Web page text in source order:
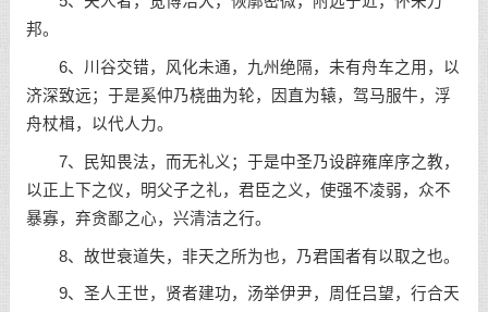
邦。
6、川谷交错，风化未通，九州绝隔，未有舟车之用，以
济深致远；于是奚仲乃桡曲为轮，因直为辕，驾马服牛，浮
舟杖楫，以代人力。
7、民知畏法，而无礼义；于是中圣乃设辟雍庠序之教，
以正上下之仪，明父子之礼，君臣之义，使强不凌弱，众不
暴寡，弃贪鄙之心，兴清洁之行。
8、故世衰道失，非天之所为也，乃君国者有以取之也。
9、圣人王世，贤者建功，汤举伊尹，周任吕望，行合天